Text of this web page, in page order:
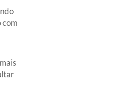
com